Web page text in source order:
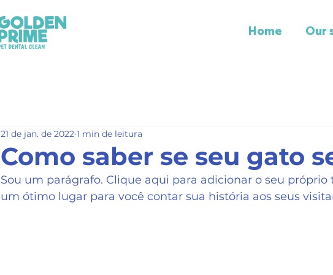
Home Our
Como saber se seu gato
21 de jan. de 2022 1 min de leitura
Sou um parágrafo. Clique aqui para adicionar o seu próprio
um ótimo lugar para você contar sua história aos seus